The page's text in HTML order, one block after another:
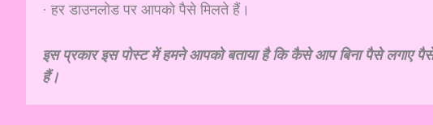
· हर डाउनलोड पर आपको पैसे मिलते हैं।
इस प्रकार इस पोस्ट में हमने आपको बताया है कि कैसे आप बिना पैसे लगाए
हैं।